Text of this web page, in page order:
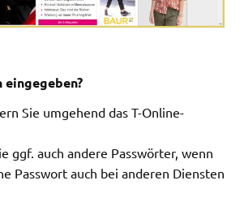
eingegeben?
Sie umgehend das T-Online-
ggf. auch andere Passwörter, wenn
Passwort auch bei anderen Diensten